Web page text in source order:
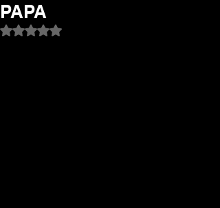
PAPA
Valutazione NaN stelle su 5.